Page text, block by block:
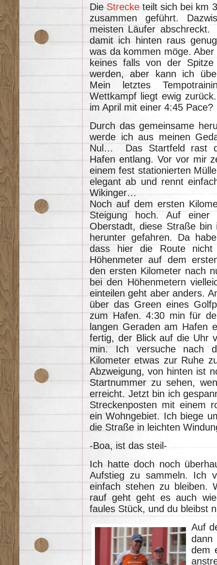
DieStrecketeilt sich bei km
zusammen geführt.
meisten Läufer
damit ich hinten raus
was da kommen möge.
keines falls von der
werden, aber kann ich
Mein letztes
Wettkampf liegt ewig
im April mit einer 4:45 Pace?
Durch das gemeinsame
werde ich aus meinen
Nul… Das Startfeld rast
Hafen entlang. Vor vor mir
einem fest stationierten
elegant ab und rennt
Wikinger…
Noch auf dem ersten
Steigung hoch. Auf
Oberstadt, diese Straße
herunter gefahren. Da
dass hier die Route
Höhenmeter auf dem
den ersten Kilometer nach
bei den Höhenmetern
einteilen geht aber anders.
über das Green eines
zum Hafen. 4:30 min für
langen Geraden am Hafen
fertig, der Blick auf die Uhr
min. Ich versuche nach
Kilometer etwas zur Ruhe
Abzweigung, von hinten ist
Startnummer zu sehen,
erreicht. Jetzt bin ich
Streckenposten mit einem
ein Wohngebiet. Ich biege
die Straße in leichten
-Boa, ist das steil-
Ich hatte doch noch
Aufstieg zu sammeln. Ich
einfach stehen zu bleiben.
rauf geht geht es auch
faules Stück, und du bleibst
Auf
dann
dem